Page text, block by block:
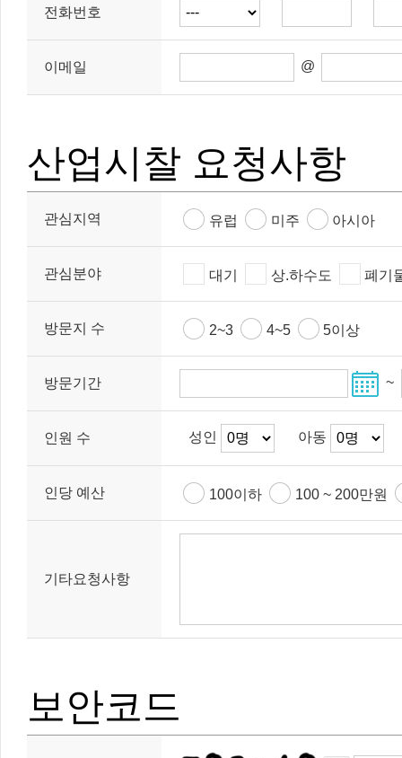
전화번호
이메일 @
산업시찰 요청사항
관심지역 유럽 미주 아시아
관심분야 대기 상.하수도 폐기
방문지 수 2~3 4~5 5이상
방문기간 ~
인원 수 성인 아동
인당 예산 100이하 100 ~ 200만원
기타요청사항
보안코드